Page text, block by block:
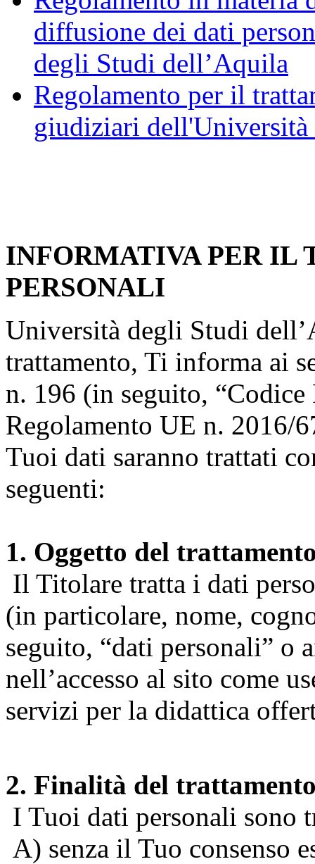
diffusione dei dati
degli Studi dell’Aquila
Regolamento per il
giudiziari
INFORMATIVA PER IL
PERSONALI
Università degli Studi
trattamento, Ti informa ai
n. 196 (in seguito, “Codice
Regolamento UE n. 2016/
Tuoi dati saranno trattati
seguenti:
1. Oggetto del
Il Titolare tratta i dati
(in particolare, nome,
seguito, “dati personali” o
nell’accesso al sito come
servizi per la didattica
2. Finalità del
I Tuoi dati personali sono
A) senza il Tuo consenso